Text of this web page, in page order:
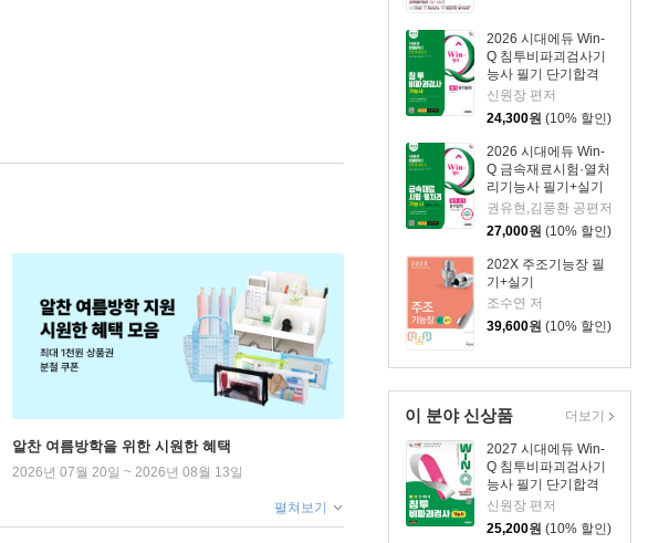
2026 시대에듀 Win-
Q 침투비파괴검사기
능사 필기 단기합격
신원장 편저
24,300원 (10% 할인)
2026 시대에듀 Win-
Q 금속재료시험·열처
리기능사 필기+실기
단기합격
권유현,김풍환 공편저
27,000원 (10% 할인)
202X 주조기능장 필
기+실기
조수연 저
39,600원 (10% 할인)
이 분야 신상품
2027 시대에듀 Win-
Q 침투비파괴검사기
능사 필기 단기합격
신원장 편저
25,200원 (10% 할인)
더보기
알찬 여름방학을 위한 시원한 혜택
2026년 07월 20일 ~ 2026년 08월 13일
펼쳐보기